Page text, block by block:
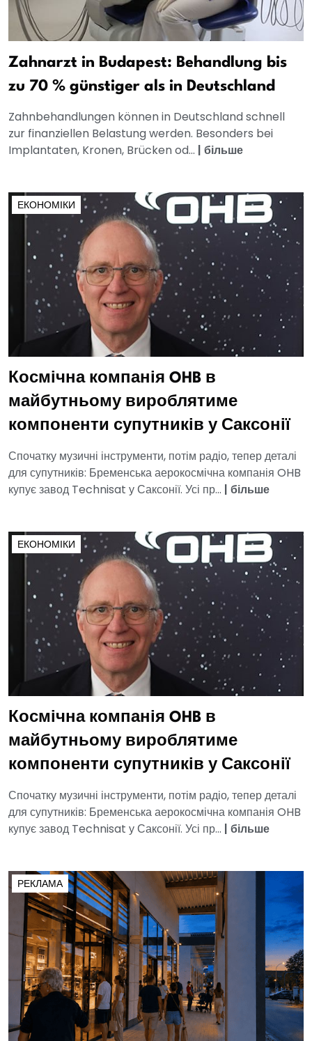
Zahnarzt in Budapest: Behandlung bis
zu 70 % günstiger als in Deutschland
Zahnbehandlungen können in Deutschland schnell
zur finanziellen Belastung werden. Besonders bei
Implantaten, Kronen, Brücken od... | більше
ЕКОНОМІКИ
Космічна компанія OHB в
майбутньому вироблятиме
компоненти супутників у Саксонії
Спочатку музичні інструменти, потім радіо, тепер деталі
для супутників: Бременська аерокосмічна компанія OHB
купує завод Technisat у Саксонії. Усі пр... | більше
ЕКОНОМІКИ
Космічна компанія OHB в
майбутньому вироблятиме
компоненти супутників у Саксонії
Спочатку музичні інструменти, потім радіо, тепер деталі
для супутників: Бременська аерокосмічна компанія OHB
купує завод Technisat у Саксонії. Усі пр... | більше
РЕКЛАМА